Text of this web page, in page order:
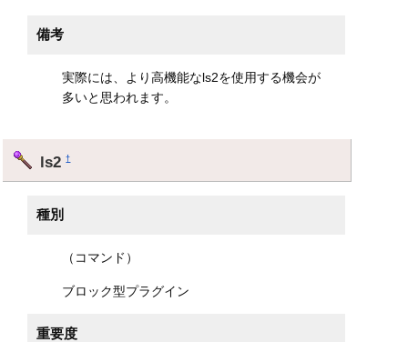
備考
実際には、より高機能なls2を使用する機会が
多いと思われます。
ls2†
種別
（コマンド）
ブロック型プラグイン
重要度